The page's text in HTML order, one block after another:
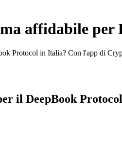
affidabile per
Protocol in Italia? Con l'app di
il DeepBook Protocol